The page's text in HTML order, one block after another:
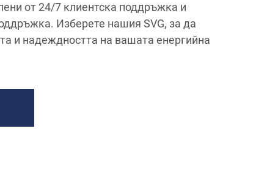
от 24/7 клиентска поддръжка и
Изберете нашия SVG, за да
и надеждността на вашата енергийна